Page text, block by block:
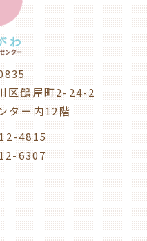
区鶴屋町2-24-2
ター内12階
4815
6307